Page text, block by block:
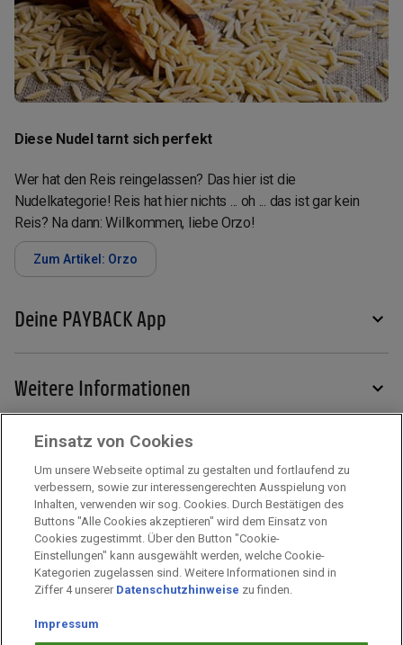
Diese Nudel tarnt sich perfekt
Wer hat den Reis reingelassen? Das hier ist die
Nudelkategorie! Reis hat hier nichts ... oh ... das ist gar kein
Reis? Na dann: Willkommen, liebe Orzo!
Zum Artikel: Orzo
Deine PAYBACK App
Weitere Informationen
Mehr zu PAYBACK
Impressum
Arbeiten bei PAYBACK
Einsatz von Cookies
Um unsere Webseite optimal zu gestalten und fortlaufend zu
verbessern, sowie zur interessengerechten Ausspielung von
Inhalten, verwenden wir sog. Cookies. Durch Bestätigen des
Buttons "Alle Cookies akzeptieren" wird dem Einsatz von
Cookies zugestimmt. Über den Button "Cookie-
Einstellungen" kann ausgewählt werden, welche Cookie-
Kategorien zugelassen sind. Weitere Informationen sind in
Ziffer 4 unserer Datenschutzhinweise zu finden.
Impressum